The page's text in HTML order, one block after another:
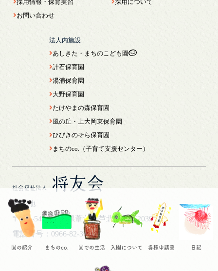
園の紹介 まちのco. 園での生活 入園について 各種申請書 日記
社会福祉法人 将友会
所在地
〒869-5461熊本県葦北郡芦北町芦北2039
電話番号：0966-82-3044
採用情報・保育実習
お問い合わせ
採用について
法人内施設
あしきた・まちのこども園
計石保育園
湯浦保育園
大野保育園
たけやまの森保育園
風の丘・上大岡東保育園
ひびきのそら保育園
まちのco.（子育て支援センター）